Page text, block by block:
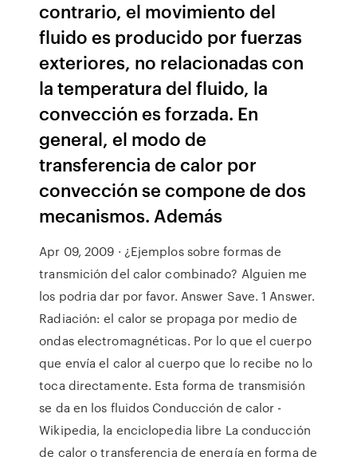
contrario, el movimiento del
fluido es producido por fuerzas
exteriores, no relacionadas con
la temperatura del fluido, la
convección es forzada. En
general, el modo de
transferencia de calor por
convección se compone de dos
mecanismos. Además
Apr 09, 2009 · ¿Ejemplos sobre formas de
transmición del calor combinado? Alguien me
los podria dar por favor. Answer Save. 1 Answer.
Radiación: el calor se propaga por medio de
ondas electromagnéticas. Por lo que el cuerpo
que envía el calor al cuerpo que lo recibe no lo
toca directamente. Esta forma de transmisión
se da en los fluidos Conducción de calor -
Wikipedia, la enciclopedia libre La conducción
de calor o transferencia de energía en forma de